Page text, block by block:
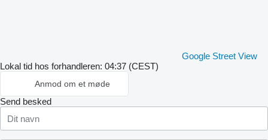
Google Street View
Lokal tid hos forhandleren: 04:37 (CEST)
Anmod om et møde
Send besked